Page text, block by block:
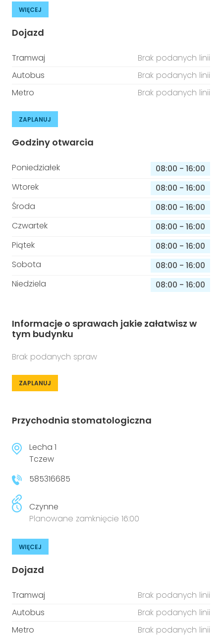
WIĘCEJ
Dojazd
Tramwaj
Brak podanych linii
Autobus
Brak podanych linii
Metro
Brak podanych linii
ZAPLANUJ
Godziny otwarcia
Poniedziałek 08:00 - 16:00
Wtorek
08:00 - 16:00
Środa
08:00 - 16:00
Czwartek
08:00 - 16:00
Piątek
08:00 - 16:00
Sobota
08:00 - 16:00
Niedziela
08:00 - 16:00
Informacje o sprawach jakie załatwisz w
tym budynku
Brak podanych spraw
ZAPLANUJ
Przychodnia stomatologiczna
Lecha 1
Tczew
585316685
Czynne
Planowane zamknięcie 16:00
WIĘCEJ
Dojazd
Tramwaj
Brak podanych linii
Autobus
Brak podanych linii
Metro
Brak podanych linii